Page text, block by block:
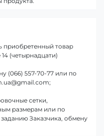
приобретенный товар
(четырнадцати)
(066) 557-70-77 или по
сетки,
размерам или по
Заказчика, обмену